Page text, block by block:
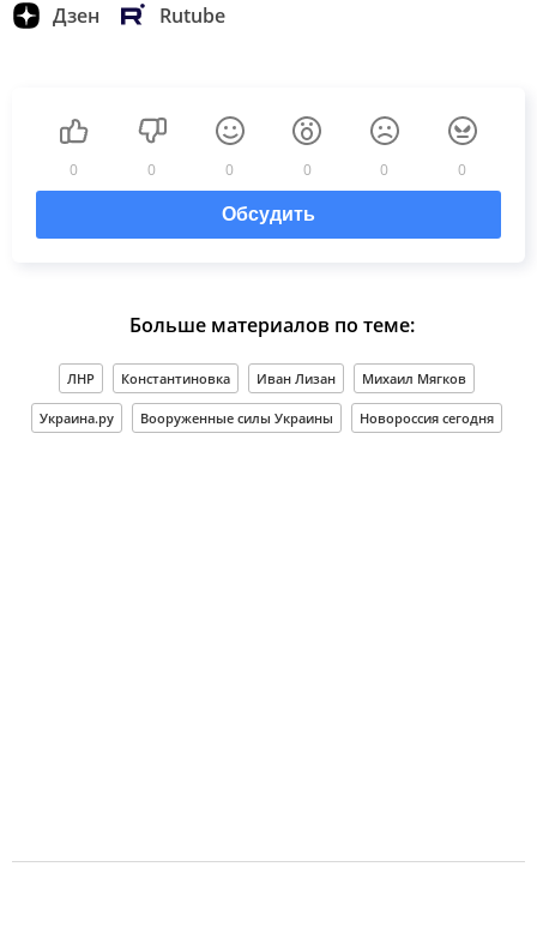
Дзен Rutube
0 0 0 0 0 0
Обсудить
Больше материалов по теме:
ЛНР Константиновка Иван Лизан Михаил Мягков
Украина.ру Вооруженные силы Украины Новороссия сегодня